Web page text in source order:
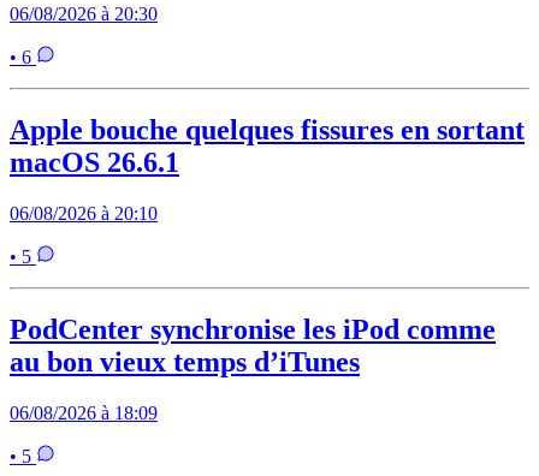
06/08/2026 à 20:30
• 6
Apple bouche quelques fissures en sortant
macOS 26.6.1
06/08/2026 à 20:10
• 5
PodCenter synchronise les iPod comme
au bon vieux temps d’iTunes
06/08/2026 à 18:09
• 5